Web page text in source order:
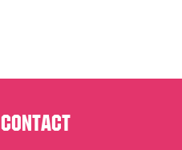
Contact